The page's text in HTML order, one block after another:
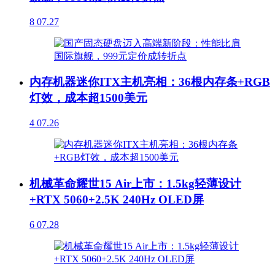
8 07.27
内存机器迷你ITX主机亮相：36根内存条+RGB
灯效，成本超1500美元
4 07.26
机械革命耀世15 Air上市：1.5kg轻薄设计
+RTX 5060+2.5K 240Hz OLED屏
6 07.28